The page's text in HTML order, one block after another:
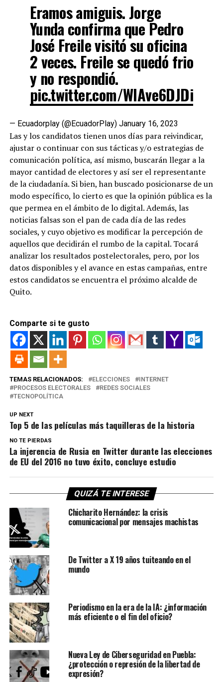
Eramos amiguis. Jorge
Yunda confirma que Pedro
José Freile visitó su oficina
2 veces. Freile se quedó frio
y no respondió.
pic.twitter.com/WlAve6DJDi
— Ecuadorplay (@EcuadorPlay) January 16, 2023
Las y los candidatos tienen unos días para reivindicar,
ajustar o continuar con sus tácticas y/o estrategias de
comunicación política, así mismo, buscarán llegar a la
mayor cantidad de electores y así ser el representante
de la ciudadanía. Si bien, han buscado posicionarse de un
modo específico, lo cierto es que la opinión pública es la
que permea en el ámbito de lo digital. Además, las
noticias falsas son el pan de cada día de las redes
sociales, y cuyo objetivo es modificar la percepción de
aquellos que decidirán el rumbo de la capital. Tocará
analizar los resultados postelectorales, pero, por los
datos disponibles y el avance en estas campañas, entre
estos candidatos se encuentra el próximo alcalde de
Quito.
Comparte si te gusto
TEMAS RELACIONADOS: ELECCIONES
INTERNET
PROCESOS ELECTORALES
REDES SOCIALES
TECNOPOLÍTICA
UP NEXT
Top 5 de las películas más taquilleras de la historia
NO TE PIERDAS
La injerencia de Rusia en Twitter durante las elecciones
de EU del 2016 no tuvo éxito, concluye estudio
QUIZÁ TE INTERESE
Chicharito Hernández: la crisis
comunicacional por mensajes machistas
De Twitter a X 19 años tuiteando en el
mundo
Periodismo en la era de la IA: ¿información
más eficiente o el fin del oficio?
Nueva Ley de Ciberseguridad en Puebla:
¿protección o represión de la libertad de
expresión?